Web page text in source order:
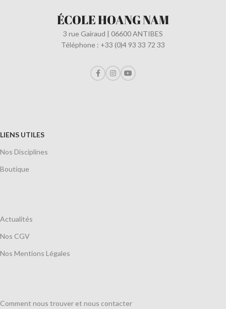
ÉCOLE HOANG NAM
3 rue Gairaud | 06600 ANTIBES
Téléphone : +33 (0)4 93 33 72 33
LIENS UTILES
Nos Disciplines
Boutique
Actualités
Nos CGV
Nos Mentions Légales
Comment nous trouver et nous contacter